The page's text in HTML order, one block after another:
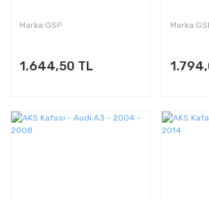
Marka:GSP
1.644,50 TL